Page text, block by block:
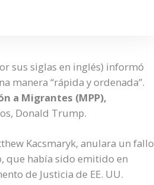
sus siglas en inglés) informó
manera “rápida y ordenada”.
a Migrantes (MPP),
Donald Trump.
Kacsmaryk, anulara un fallo
que había sido emitido en
de Justicia de EE. UU.